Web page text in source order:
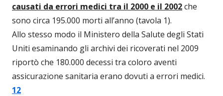
causati da errori medici tra il 2000 e il 2002che
sono circa 195.000 morti all’anno (tavola 1).
Allo stesso modo il Ministero della Salute degli Stati
Uniti esaminando gli archivi dei ricoverati nel 2009
riportò che 180.000 decessi tra coloro aventi
assicurazione sanitaria erano dovuti a errori medici.
12